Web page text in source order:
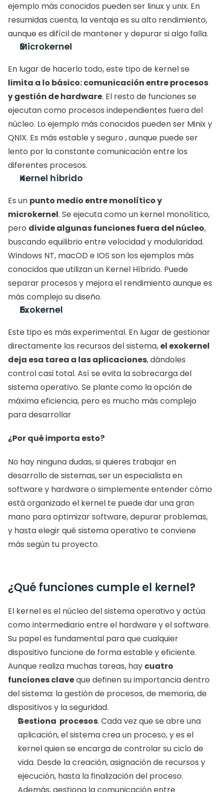
ejemplo más conocidos pueden ser linux y unix. En
resumidas cuenta, la ventaja es su alto rendimiento,
aunque es difícil de mantener y depurar si algo falla.
Microkernel
limita a lo básico: comunicación entre procesos
y gestión de hardware. El resto de funciones se
ejecutan como procesos independientes fuera del
núcleo. Lo ejemplo más conocidos pueden ser Minix y
QNIX. Es más estable y seguro , aunque puede ser
lento por la constante comunicación entre los
diferentes procesos.
Kernel híbrido
Es un punto medio entre monolítico y
microkernel. Se ejecuta como un kernel monolítico,
pero divide algunas funciones fuera del núcleo,
buscando equilibrio entre velocidad y modularidad.
Windows NT, macOD e IOS son los ejemplos más
conocidos que utilizan un Kernel Híbrido. Puede
separar procesos y mejora el rendimiento aunque es
más complejo su diseño.
Exokernel
Este tipo es más experimental. En lugar de gestionar
directamente los recursos del sistema, el exokernel
deja esa tarea a las aplicaciones, dándoles
control casi total. Así se evita la sobrecarga del
sistema operativo. Se plante como la opción de
máxima eficiencia, pero es mucho más complejo
para desarrollar
¿Por qué importa esto?
No hay ninguna dudas, si quieres trabajar en
desarrollo de sistemas, ser un especialista en
software y hardware o simplemente entender cómo
está organizado el kernel te puede dar una gran
mano para optimizar software, depurar problemas,
y hasta elegir qué sistema operativo te conviene
más según tu proyecto.
¿Qué funciones cumple el kernel?
El kernel es el núcleo del sistema operativo y actúa
como intermediario entre el hardware y el software.
Su papel es fundamental para que cualquier
dispositivo funcione de forma estable y eficiente.
Aunque realiza muchas tareas, hay cuatro
funciones clave que definen su importancia dentro
del sistema: la gestión de procesos, de memoria, de
dispositivos y la seguridad.
Gestiona  procesos. Cada vez que se abre una
aplicación, el sistema crea un proceso, y es el
kernel quien se encarga de controlar su ciclo de
vida. Desde la creación, asignación de recursos y
ejecución, hasta la finalización del proceso.